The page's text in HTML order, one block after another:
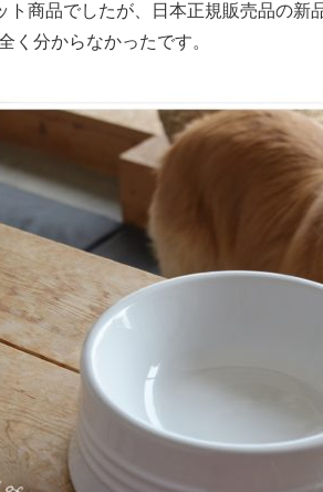
ト商品でしたが、日本正規販売品の新
く分からなかったです。